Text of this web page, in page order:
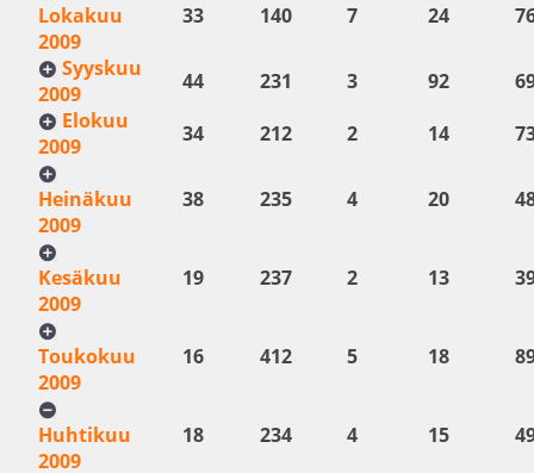
Lokakuu
2009
33 140 7 24
Syyskuu
2009
44 231 3 92
Elokuu
2009
34 212 2 14
Heinäkuu
2009
38 235 4 20
Kesäkuu
2009
19 237 2 13
Toukokuu
2009
16 412 5 18
Huhtikuu
2009
18 234 4 15